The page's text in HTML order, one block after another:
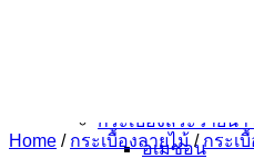
กระเบื้องสระว่ายน้ำ
อเมซอน
Home / กระเบื้องลายไม้ / กระเ